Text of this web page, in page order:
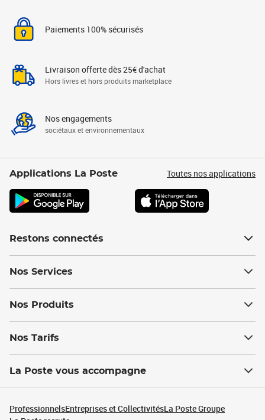
Paiements 100% sécurisés
Livraison offerte dès 25€ d'achat
Hors livres et hors produits marketplace
Nos engagements
sociétaux et environnementaux
Applications La Poste Toutes nos applications
Restons connectés
Nos Services
Nos Produits
Nos Tarifs
La Poste vous accompagne
ProfessionnelsEntreprises et CollectivitésLa Poste Groupe